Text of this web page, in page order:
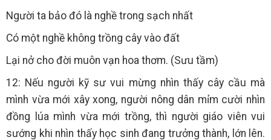
Người ta bảo đó là nghề trong sạch nhất
Có một nghề không trồng cây vào đất
Lại nở cho đời muôn vạn hoa thơm. (Sưu tầm)
12: Nếu người kỹ sư vui mừng nhìn thấy cây cầu mà
mình vừa mới xây xong, người nông dân mỉm cười nhìn
đồng lúa mình vừa mới trồng, thì người giáo viên vui
sướng khi nhìn thấy học sinh đang trưởng thành, lớn lên.